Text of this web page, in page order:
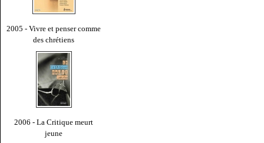
2005 - Vivre et penser comme
des chrétiens
2006 - La Critique meurt
jeune